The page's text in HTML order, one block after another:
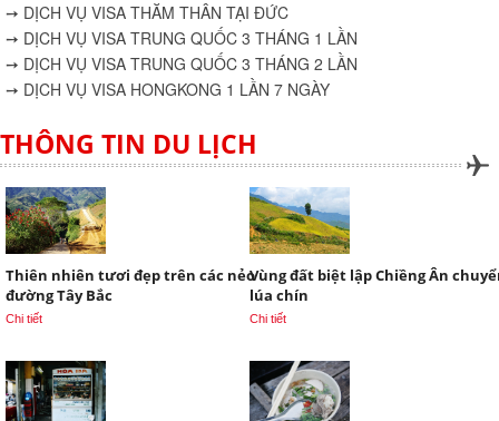
➙ DỊCH VỤ VISA THĂM THÂN TẠI ĐỨC
➙ DỊCH VỤ VISA TRUNG QUỐC 3 THÁNG 1 LẦN
➙ DỊCH VỤ VISA TRUNG QUỐC 3 THÁNG 2 LẦN
➙ DỊCH VỤ VISA HONGKONG 1 LẦN 7 NGÀY
THÔNG TIN DU LỊCH
Thiên nhiên tươi đẹp trên các nẻo
đường Tây Bắc
Chi tiết
Vùng đất biệt lập Chiềng Ân
lúa chín
Chi tiết